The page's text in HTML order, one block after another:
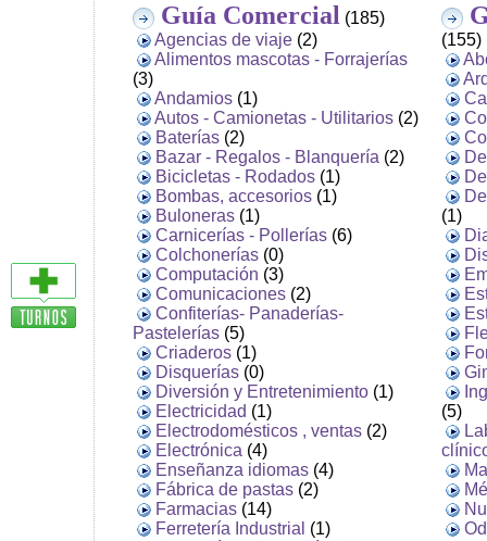
Guía Comercial (185)
Agencias de viaje (2)
Alimentos mascotas - Forrajerías
(3)
Andamios (1)
Autos - Camionetas - Utilitarios (2)
Baterías (2)
Bazar - Regalos - Blanquería (2)
Bicicletas - Rodados (1)
Bombas, accesorios (1)
Buloneras (1)
Carnicerías - Pollerías (6)
Colchonerías (0)
Computación (3)
Comunicaciones (2)
Confiterías- Panaderías-
Pastelerías (5)
Criaderos (1)
Disquerías (0)
Diversión y Entretenimiento (1)
Electricidad (1)
Electrodomésticos , ventas (2)
Electrónica (4)
Enseñanza idiomas (4)
Fábrica de pastas (2)
Farmacias (14)
Ferretería Industrial (1)
(155)
(1)
(5)